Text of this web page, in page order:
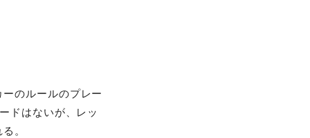
のルールのプレー
ドはないが、レッ
。